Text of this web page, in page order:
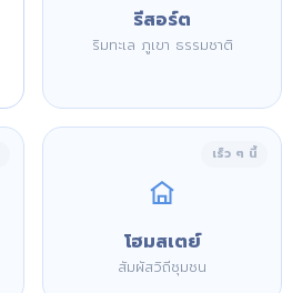
รีสอร์ต
ริมทะเล ภูเขา ธรรมชาติ
เร็ว ๆ นี้
โฮมสเตย์
สัมผัสวิถีชุมชน